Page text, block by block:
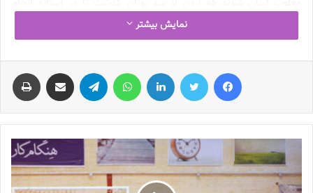
دیدارهای روز پایانی، اردن 3 امتیاز بیشتر از ایران داشته باشد. اتفاق
مهم آنکه آخرین بازی گروه بین زنان ایران و اردن است؛ 2 تیمی که در
روز پایانی شانس صعود دارند و اردنی‌ها با یک برد و حتی تساوی
می‌توانند به جام ملت‌ها بروند اما فارغ از برتری 4گله اردن از حیث
تفاضل گل، باید اشاره داشت که ملاک بازی رودررو است و زنان ایران
حتی با یک برد یک‌گله هم می‌توانند بالاتر از اردن به جام ملت‌های آسیا
2026 بروند. شایان ذکر است که تقابل دو تیم شنبه‌شب از ساعت 19:30
به وقت ایران در ورزشگاه ملک عبدالله دوم شهر امان در کشور اردن
برگزار خواهد شد.
نمایش بیشتر